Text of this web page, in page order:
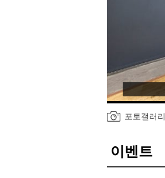
포토갤러리
이벤트